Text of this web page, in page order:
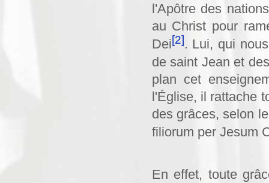
l'Apôtre des
au Christ pour
Dei[2]. Lui, qui
de saint Jean et
plan cet
l'Église, il rattache
des grâces, selon
filiorum per Jesum
En effet, toute